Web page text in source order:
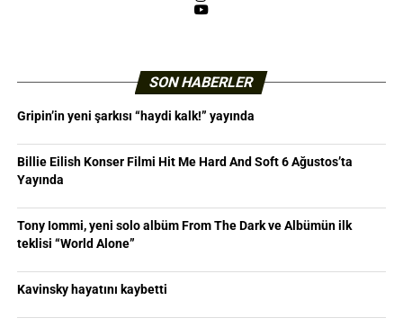
YouTube
SON HABERLER
Gripin’in yeni şarkısı “haydi kalk!” yayında
Billie Eilish Konser Filmi Hit Me Hard And Soft 6 Ağustos’ta
Yayında
Tony Iommi, yeni solo albüm From The Dark ve Albümün ilk
teklisi “World Alone”
Kavinsky hayatını kaybetti